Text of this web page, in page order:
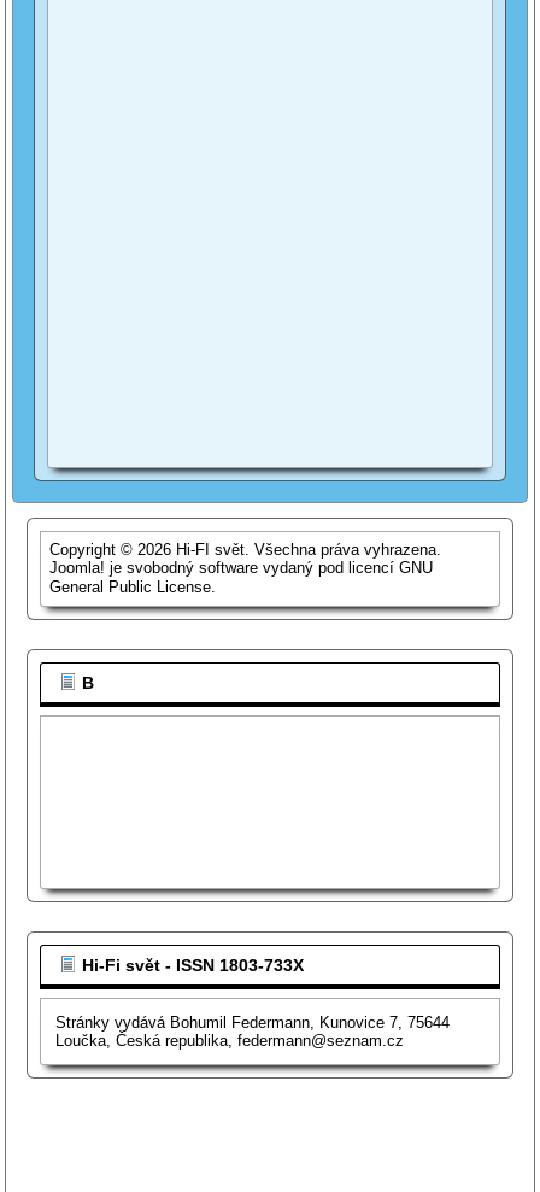
Copyright © 2026 Hi-FI svět. Všechna práva vyhrazena.
Joomla! je svobodný software vydaný pod licencíGNU
General Public License.
B
Hi-Fi svět - ISSN 1803-733X
Stránky vydává Bohumil Federmann, Kunovice 7, 75644
Loučka, Česká republika, federmann@seznam.cz